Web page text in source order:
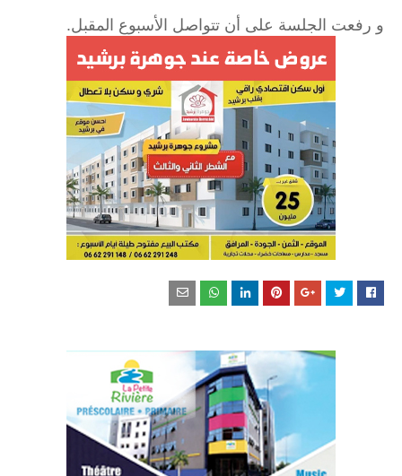
و رفعت الجلسة على أن تتواصل الأسبوع المقبل.